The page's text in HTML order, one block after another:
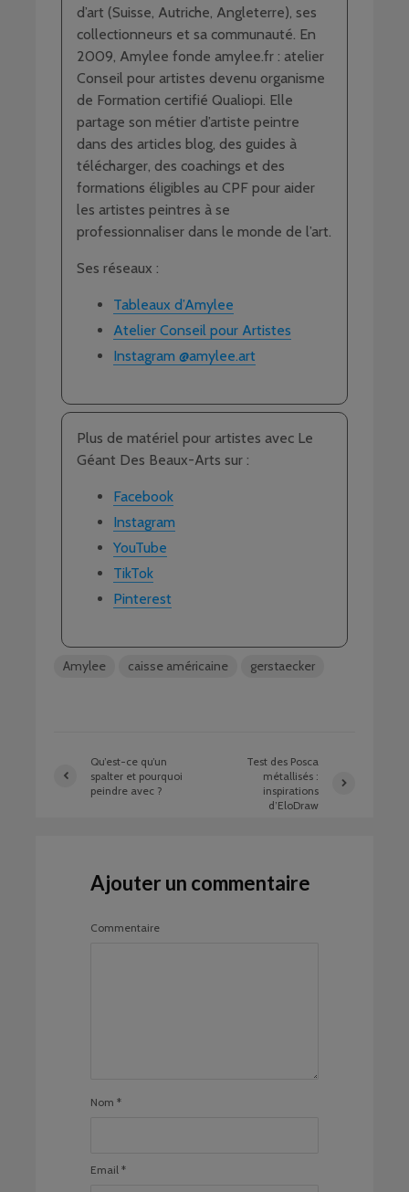
d’art (Suisse, Autriche, Angleterre), ses
collectionneurs et sa communauté. En
2009, Amylee fonde amylee.fr : atelier
Conseil pour artistes devenu organisme
de Formation certifié Qualiopi. Elle
partage son métier d’artiste peintre
dans des articles blog, des guides à
télécharger, des coachings et des
formations éligibles au CPF pour aider
les artistes peintres à se
professionnaliser dans le monde de l’art.
Ses réseaux :
Tableaux d’Amylee
Atelier Conseil pour Artistes
Instagram @amylee.art
Plus de matériel pour artistes avec Le
Géant Des Beaux-Arts sur :
Facebook
Instagram
YouTube
TikTok
Pinterest
Amylee caisse américaine gerstaecker
Qu’est-ce qu’un
spalter et pourquoi
peindre avec ?
Test des Posca
métallisés :
inspirations
d’EloDraw
Ajouter un commentaire
Commentaire
Nom *
Email *